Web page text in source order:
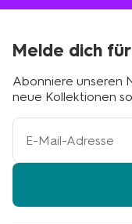
Melde dich
Abonniere unseren
neue Kollektionen
Ihre
Adresse